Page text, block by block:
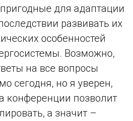
для адаптации
развивать их
особенностей
Возможно,
на все вопросы
сегодня, но я уверен,
конференции позволит
а значит –